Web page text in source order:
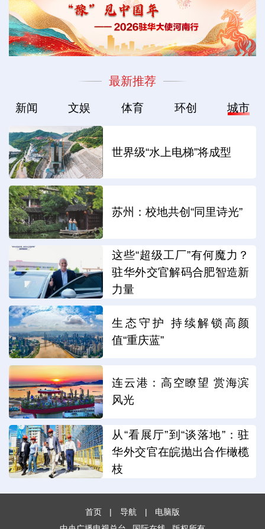
最新推荐
新闻 文娱 体育 环创 城市
世界级“水上电梯”将成型
苏州：校地共创“同里诗光”
这些“超级工厂”有何魔力？
驻华外交官解码合肥智造新
力量
生态守护 持续解锁高颜
值“重庆蓝”
连云港：高空瞭望 赏海滨
风光
从“看展厅”到“谈落地”：驻
华外交官在皖抛出合作橄榄
枝
首页 | 导航 |
电脑版